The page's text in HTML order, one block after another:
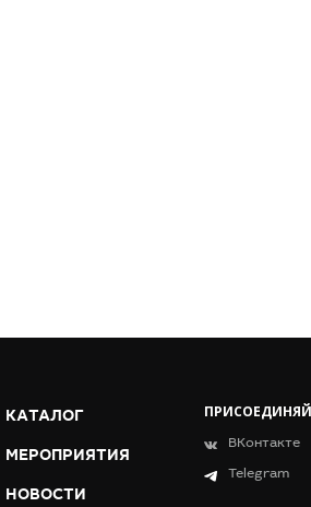
КАТАЛОГ
МЕРОПРИЯТИЯ
НОВОСТИ
ВКонтакте
Telegram